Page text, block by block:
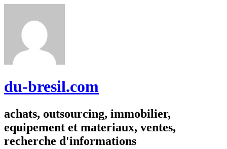
du-bresil.com
achats, outsourcing, immobilier,
equipement et materiaux, ventes,
recherche d'informations